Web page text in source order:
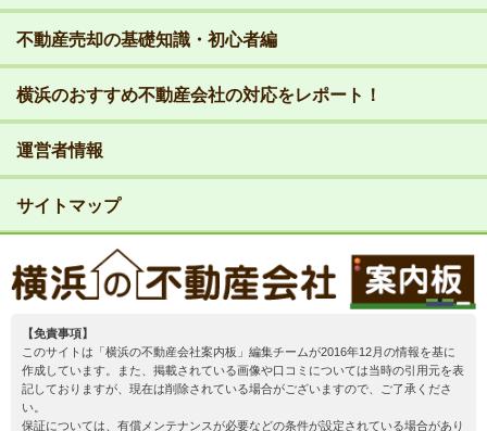
【免責事項】
このサイトは「横浜の不動産会社案内板」編集チームが2016年12月の情報を基に
作成しています。また、掲載されている画像や口コミについては当時の引用元を表
記しておりますが、現在は削除されている場合がございますので、ご了承くださ
い。
保証については、有償メンテナンスが必要などの条件が設定されている場合があり
不動産売却の基礎知識・初心者編
横浜のおすすめ不動産会社の対応をレポート！
運営者情報
サイトマップ